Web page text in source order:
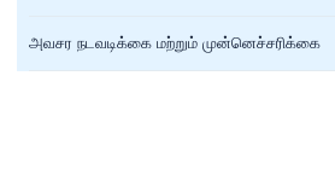
அவசர நடவடிக்கை மற்றும் முன்னெச்சரிக்கை